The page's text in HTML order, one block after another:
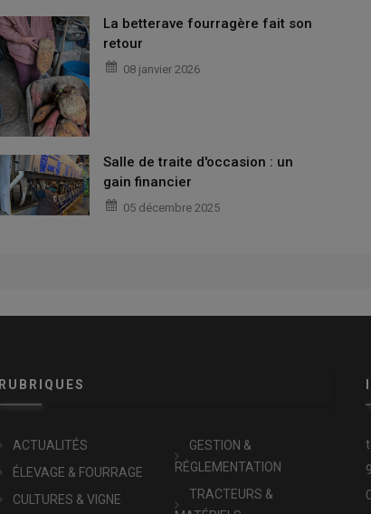
La betterave fourragère fait son
retour
08 janvier 2026
Salle de traite d'occasion : un
gain financier
05 décembre 2025
RUBRIQUES
ACTUALITÉS
ÉLEVAGE & FOURRAGE
CULTURES & VIGNE
GESTION &
RÉGLEMENTATION
TRACTEURS &